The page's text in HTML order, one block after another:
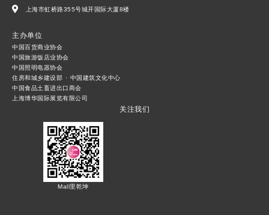
上海市虹桥路355号城开国际大厦8楼
主办单位
中国百货商业协会
中国旅游饭店业协会
中国照明电器协会
住房和城乡建设部 · 中国建筑文化中心
中国食品土畜进出口商会
上海博华国际展览有限公司
关注我们
Mall里乾坤